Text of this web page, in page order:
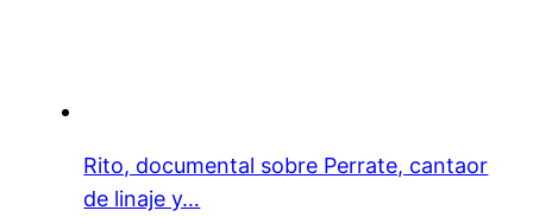
Rito, documental sobre Perrate, cantaor
de linaje y…